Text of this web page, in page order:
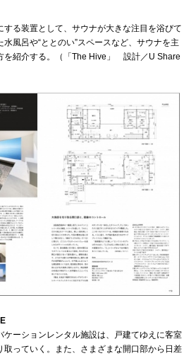
る装置として、サウナが大きな注目を浴びて
風呂や“ととのい”スペースなど、サウナを主
を紹介する。（「The Hive」 設計／U Share
ケーションレンタル施設は、戸建てゆえに客室
取っていく。また、さまざまな開口部から日差